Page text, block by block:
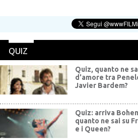
QUIZ
Quiz, quanto ne
d'amore tra
Javier Bardem?
Quiz: arriva
quanto ne sai su
e i Queen?